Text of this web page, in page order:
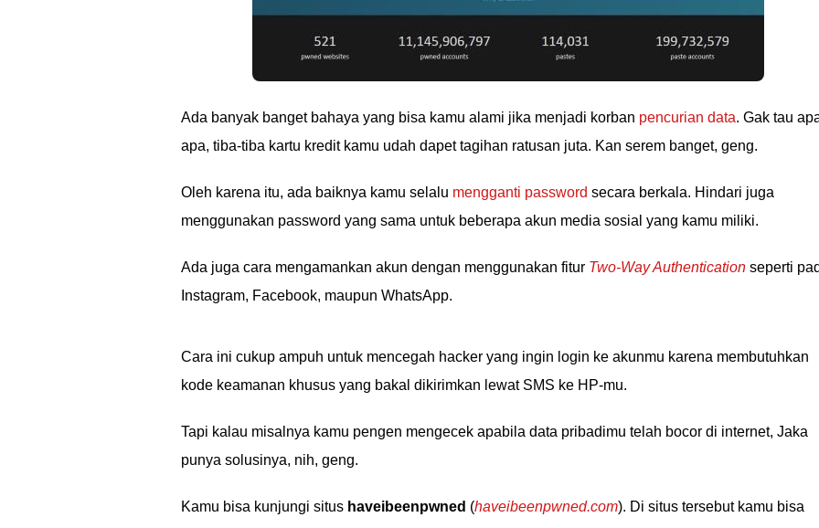
Ada banyak banget bahaya yang bisa kamu alami jika menjadi korban pencurian data. Gak tau
apa, tiba-tiba kartu kredit kamu udah dapet tagihan ratusan juta. Kan serem banget, geng.
Oleh karena itu, ada baiknya kamu selalu mengganti password secara berkala. Hindari juga
menggunakan password yang sama untuk beberapa akun media sosial yang kamu miliki.
Ada juga cara mengamankan akun dengan menggunakan fitur Two-Way Authentication seperti
Instagram, Facebook, maupun WhatsApp.
Cara ini cukup ampuh untuk mencegah hacker yang ingin login ke akunmu karena membutuhkan
kode keamanan khusus yang bakal dikirimkan lewat SMS ke HP-mu.
Tapi kalau misalnya kamu pengen mengecek apabila data pribadimu telah bocor di internet, Jaka
punya solusinya, nih, geng.
Kamu bisa kunjungi situs haveibeenpwned (haveibeenpwned.com). Di situs tersebut kamu bisa